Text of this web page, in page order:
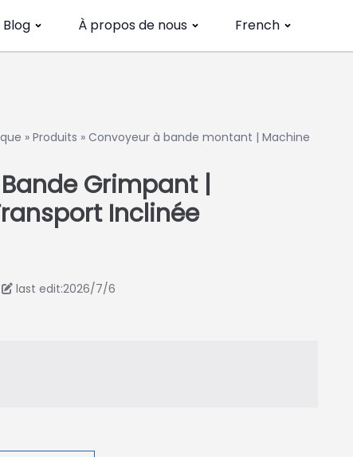
Blog À propos de nous French
» Produits » Convoyeur à bande montant | Machine
Grimpant |
Inclinée
last edit:2026/7/6